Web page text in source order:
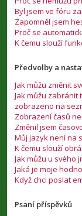
Byl jsem ve fóru
Zapomněl jsem
Proč se
K čemu slouží
Předvolby a
Jak můžu změnit
Jak můžu zabránit
zobrazeno na
Zobrazení časů
Změnil jsem
Můj jazyk není na
K čemu slouží
Jak můžu u svého
Jaká je moje
Když chci poslat
Psaní příspěvků